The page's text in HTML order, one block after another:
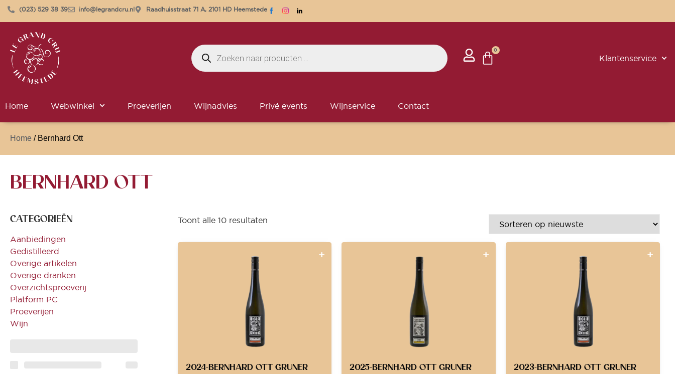
(023) 529 38 39 info@legrandcru.nl Raadhuisstraat 71 A, 2101 HD Heemstede
0
Klantenservice
Home Webwinkel Proeverijen Wijnadvies Privé events Wijnservice Contact
Home / Bernhard Ott
BERNHARD OTT
CATEGORIEËN
Aanbiedingen
Gedistilleerd
Overige artikelen
Overige dranken
Overzichtsproeverij
Platform PC
Proeverijen
Wijn
Toont alle 10 resultaten
2024-BERNHARD OTT GRUNER
2025-BERNHARD OTT GRUNER
2023-BERNHARD OTT GRUNER